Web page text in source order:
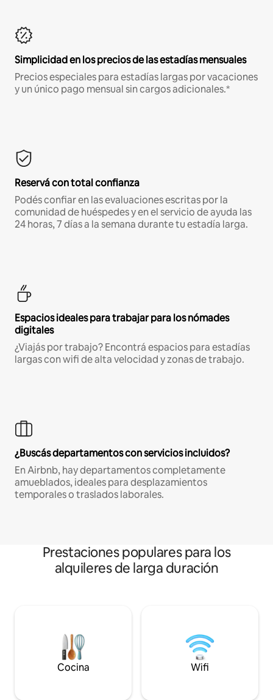
Simplicidad en los precios de las estadías mensuales
Precios especiales para estadías largas por vacaciones
y un único pago mensual sin cargos adicionales.*
Reservá con total confianza
Podés confiar en las evaluaciones escritas por la
comunidad de huéspedes y en el servicio de ayuda las
24 horas, 7 días a la semana durante tu estadía larga.
Espacios ideales para trabajar para los nómades
digitales
¿Viajás por trabajo? Encontrá espacios para estadías
largas con wifi de alta velocidad y zonas de trabajo.
¿Buscás departamentos con servicios incluidos?
En Airbnb, hay departamentos completamente
amueblados, ideales para desplazamientos
temporales o traslados laborales.
Prestaciones populares para los
alquileres de larga duración
Cocina Wifi